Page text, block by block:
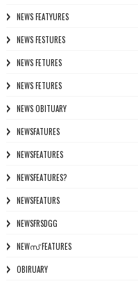
NEWS FEATYURES
NEWS FESTURES
NEWS FETURES
NEWS FETURES
NEWS OBITUARY
NEWSFATURES
NEWSFEATURES
NEWSFEATURES?
NEWSFEATURS
NEWSFRSDGG
NEWസ് FEATURES
OBIRUARY